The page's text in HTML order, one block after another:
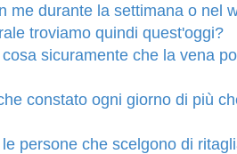
me durante la settimana o nel
troviamo quindi quest'oggi?
sicuramente che la vena
constato ogni giorno di più
persone che scelgono di